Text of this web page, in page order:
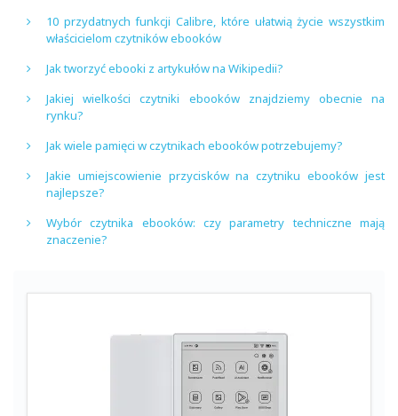
10 przydatnych funkcji Calibre, które ułatwią życie wszystkim
właścicielom czytników ebooków
Jak tworzyć ebooki z artykułów na Wikipedii?
Jakiej wielkości czytniki ebooków znajdziemy obecnie na
rynku?
Jak wiele pamięci w czytnikach ebooków potrzebujemy?
Jakie umiejscowienie przycisków na czytniku ebooków jest
najlepsze?
Wybór czytnika ebooków: czy parametry techniczne mają
znaczenie?